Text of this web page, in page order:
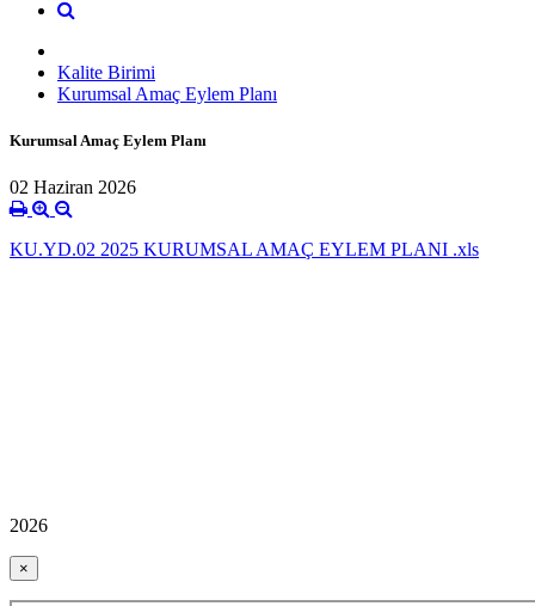
Kalite Birimi
Kurumsal Amaç Eylem Planı
Kurumsal Amaç Eylem Planı
02 Haziran 2026
KU.YD.02 2025 KURUMSAL AMAÇ EYLEM PLANI .xls
2026
×